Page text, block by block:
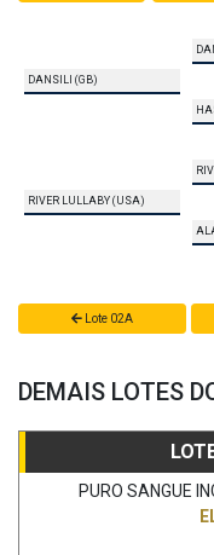
DANSILI (GB)
RIVER LULLABY (USA)
Lote 02A
DEMAIS LOTES
PURO SANGUE